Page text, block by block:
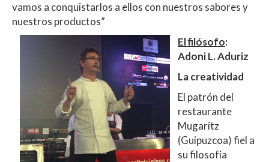
vamos a conquistarlos a ellos con nuestros sabores y
nuestros productos”
El filósofo:
Adoni L. Aduriz
La creatividad
El patrón del
restaurante
Mugaritz
(Guipuzcoa) fiel a
su filosofía